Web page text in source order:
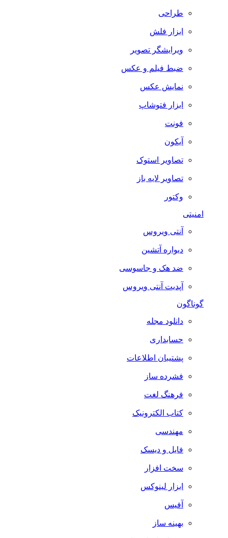
طراحی
ابزار فلش
ویرایشگر تصویر
ضبط فيلم و عكس
نمایش عکس
ابزار فتوشاپ
فونت
آیکون
تصاویر استوک
تصاویر لایه باز
وکتور
امنیتی
آنتی ویروس
دیواره آتشین
ضد هک و جاسوسی
آپدیت آنتی ویروس
گوناگون
دانلود مجله
حسابداری
پشتیبان اطلاعات
فشرده ساز
فرهنگ لغت
کتاب الکترونیک
مهندسی
فایل و دیسک
سخت افزار
ابزار لینوکس
آفیس
بهینه ساز